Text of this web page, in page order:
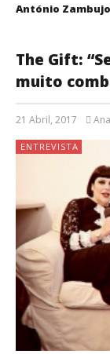
António
The Gift:
muito
21 Abril, 2017
ENTREVISTA